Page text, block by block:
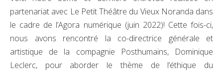
partenariat avec Le Petit Théâtre du Vieux Noranda dans
le cadre de l’Agora numérique (juin 2022)! Cette fois-ci,
nous avons rencontré la co-directrice générale et
artistique de la compagnie Posthumains, Dominique
Leclerc, pour aborder le thème de l’éthique du